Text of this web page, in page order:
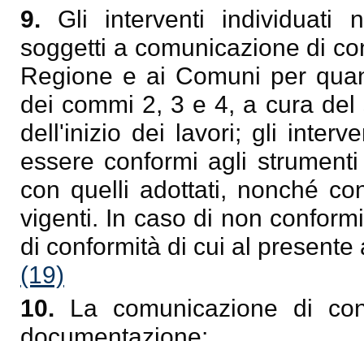
9. Gli interventi individuati
soggetti a comunicazione di
Regione e ai Comuni per
dei commi 2, 3 e 4, a cura
dell'inizio dei lavori; gli
essere conformi agli
con quelli adottati, nonché
vigenti. In caso di non
di conformità di cui al presente
(19)
10. La comunicazione di